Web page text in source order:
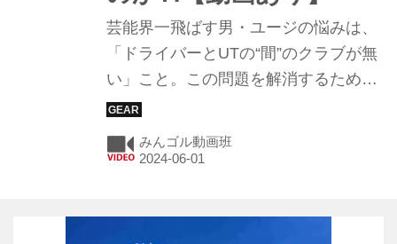
芸能界一飛ばす男・ユージの悩みは、
「ドライバーとUTの“間”のクラブが無
い」こと。この問題を解消するため
に、ゴルフダイジェストのベテラン編
集者が運営するゴルフギアに特化した
ユーチューブチャンネル「ギア王」
みんゴル動画班